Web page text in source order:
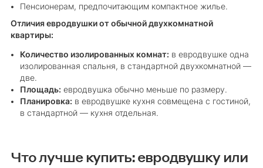
Пенсионерам, предпочитающим компактное жилье.
Отличия евродвушки от обычной двухкомнатной
квартиры:
Количество изолированных комнат: в евродвушке одна
изолированная спальня, в стандартной двухкомнатной —
две.
Площадь: евродвушка обычно меньше по размеру.
Планировка: в евродвушке кухня совмещена с гостиной,
в стандартной — кухня отдельная.
Что лучше купить: евродвушку или